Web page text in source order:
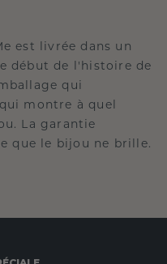
est livrée dans un
début de l'histoire de
qui
montre à quel
La garantie
que le bijou ne brille.